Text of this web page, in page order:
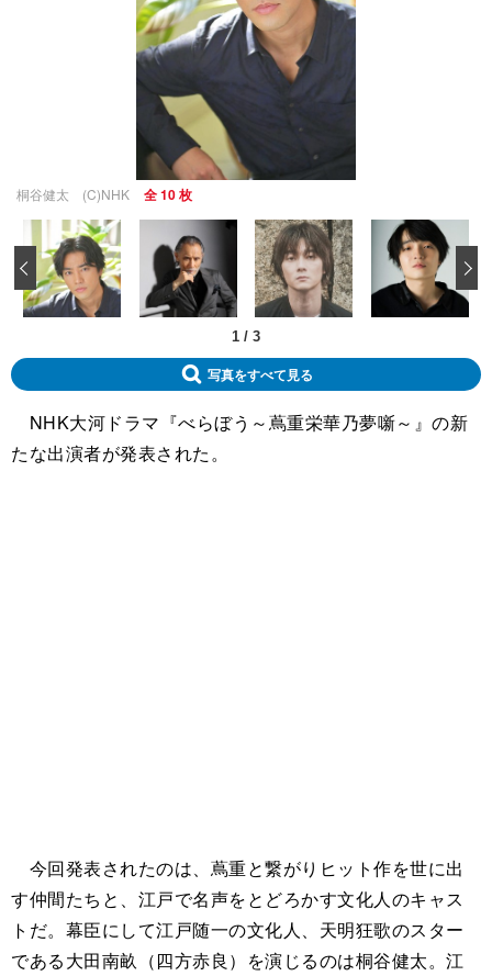
桐谷健太 (C)NHK 全 10 枚
1 / 3
‹
写真をすべて見る
NHK大河ドラマ『べらぼう～蔦重栄華乃夢噺～』の新
たな出演者が発表された。
今回発表されたのは、蔦重と繋がりヒット作を世に出
す仲間たちと、江戸で名声をとどろかす文化人のキャス
トだ。幕臣にして江戸随一の文化人、天明狂歌のスター
である大田南畝（四方赤良）を演じるのは桐谷健太。江